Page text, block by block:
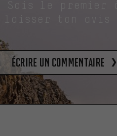
laisser ton avis !
Écrire un commentaire